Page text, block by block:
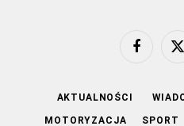
FacebookX
AKTUALNOŚCI
MOTORYZACJA SPORT